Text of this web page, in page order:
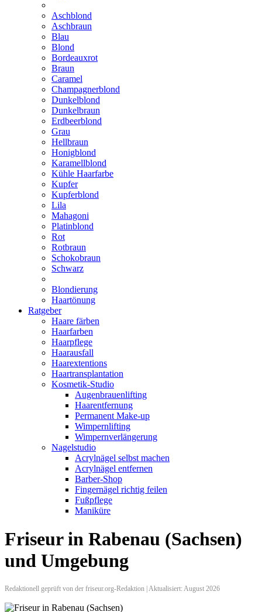
Aschblond
Aschbraun
Blau
Blond
Bordeauxrot
Braun
Caramel
Champagnerblond
Dunkelblond
Dunkelbraun
Erdbeerblond
Grau
Hellbraun
Honigblond
Karamellblond
Kühle Haarfarbe
Kupfer
Kupferblond
Lila
Mahagoni
Platinblond
Rot
Rotbraun
Schokobraun
Schwarz
Blondierung
Haartönung
Ratgeber
Haare färben
Haarfarben
Haarpflege
Haarausfall
Haarextentions
Haartransplantation
Kosmetik-Studio
Augenbrauenlifting
Haarentfernung
Permanent Make-up
Wimpernlifting
Wimpernverlängerung
Nagelstudio
Acrylnägel selbst machen
Acrylnägel entfernen
Barber-Shop
Fingernägel richtig feilen
Fußpflege
Maniküre
Friseur in Rabenau (Sachsen)
und Umgebung
Redaktionell geprüft von der friseur.org-Redaktion | Aktualisiert: August 2026